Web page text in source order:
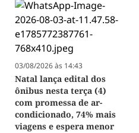
03/08/2026 às 14:43
Natal lança edital dos
ônibus nesta terça (4)
com promessa de ar-
condicionado, 74% mais
viagens e espera menor